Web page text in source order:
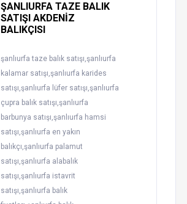
ŞANLIURFA TAZE BALIK
SATIŞI AKDENİZ
BALIKÇISI
şanlıurfa taze balık satışı,şanlıurfa
kalamar satışı,şanlıurfa karides
satışı,şanlıurfa lüfer satışı,şanlıurfa
çupra balık satışı,şanlıurfa
barbunya satışı,şanlıurfa hamsi
satışı,şanlıurfa en yakın
balıkçı,şanlıurfa palamut
satışı,şanlıurfa alabalık
satışı,şanlıurfa istavrit
satışı,şanlıurfa balık